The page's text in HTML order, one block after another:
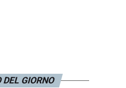
GIORNO